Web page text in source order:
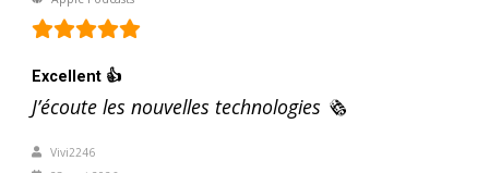
Excellent 👍
J’écoute les nouvelles technologies 🗞️
Vivi2246